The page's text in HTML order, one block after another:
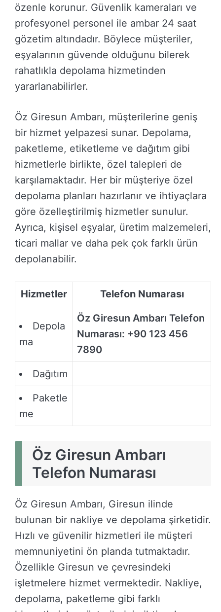
özenle korunur. Güvenlik kameraları ve
profesyonel personel ile ambar 24 saat
gözetim altındadır. Böylece müşteriler,
eşyalarının güvende olduğunu bilerek
rahatlıkla depolama hizmetinden
yararlanabilirler.
Öz Giresun Ambarı, müşterilerine geniş
bir hizmet yelpazesi sunar. Depolama,
paketleme, etiketleme ve dağıtım gibi
hizmetlerle birlikte, özel talepleri de
karşılamaktadır. Her bir müşteriye özel
depolama planları hazırlanır ve ihtiyaçlara
göre özelleştirilmiş hizmetler sunulur.
Ayrıca, kişisel eşyalar, üretim malzemeleri,
ticari mallar ve daha pek çok farklı ürün
depolanabilir.
Hizmetler Telefon Numarası
Depola
ma
Öz Giresun Ambarı Telefon
Numarası: +90 123 456
7890
Dağıtım
Paketle
me
Öz Giresun Ambarı
Telefon Numarası
Öz Giresun Ambarı, Giresun ilinde
bulunan bir nakliye ve depolama şirketidir.
Hızlı ve güvenilir hizmetleri ile müşteri
memnuniyetini ön planda tutmaktadır.
Özellikle Giresun ve çevresindeki
işletmelere hizmet vermektedir. Nakliye,
depolama, paketleme gibi farklı